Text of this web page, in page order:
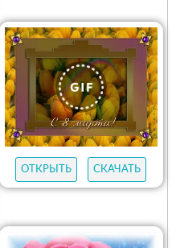
ОТКРЫТЬ СКАЧАТЬ